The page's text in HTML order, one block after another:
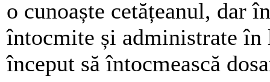
o cunoaște cetățeanul, dar
întocmite și administrate în
început să întocmească